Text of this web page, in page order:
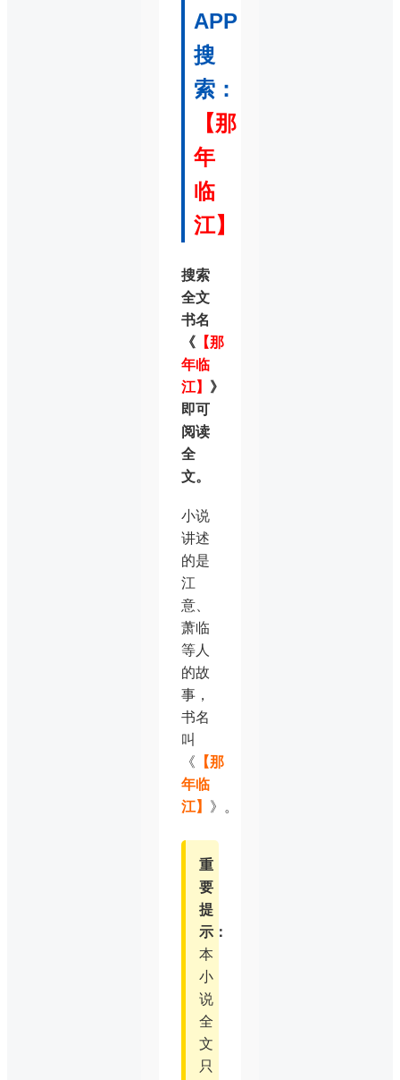
APP
搜
索：
【那
年
临
江】
搜索
全文
书名
《 【那
年临
江】 》
即可
阅读
全
文。
小说
讲述
的是
江
意、
萧临
等人
的故
事，
书名
叫
《 【那
年临
江】 》。
重
要
提
示：
本
小
说
全
文
只